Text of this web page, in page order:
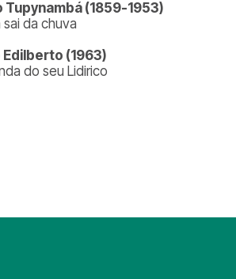
Tupynambá (1859-1953)
da chuva
(1963)
do seu Lidirico